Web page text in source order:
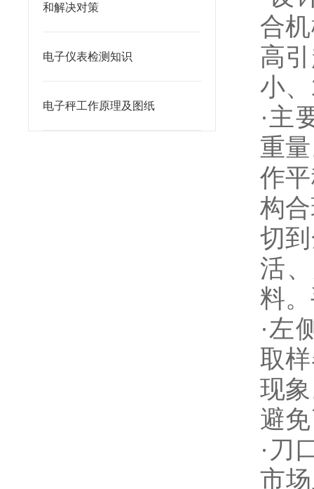
和解决对策
电子仪表检测知识
电子秤工作原理及图纸
合
高
小
·主
重
作
构
切
活
料
·左
取
现
避
·刀
市